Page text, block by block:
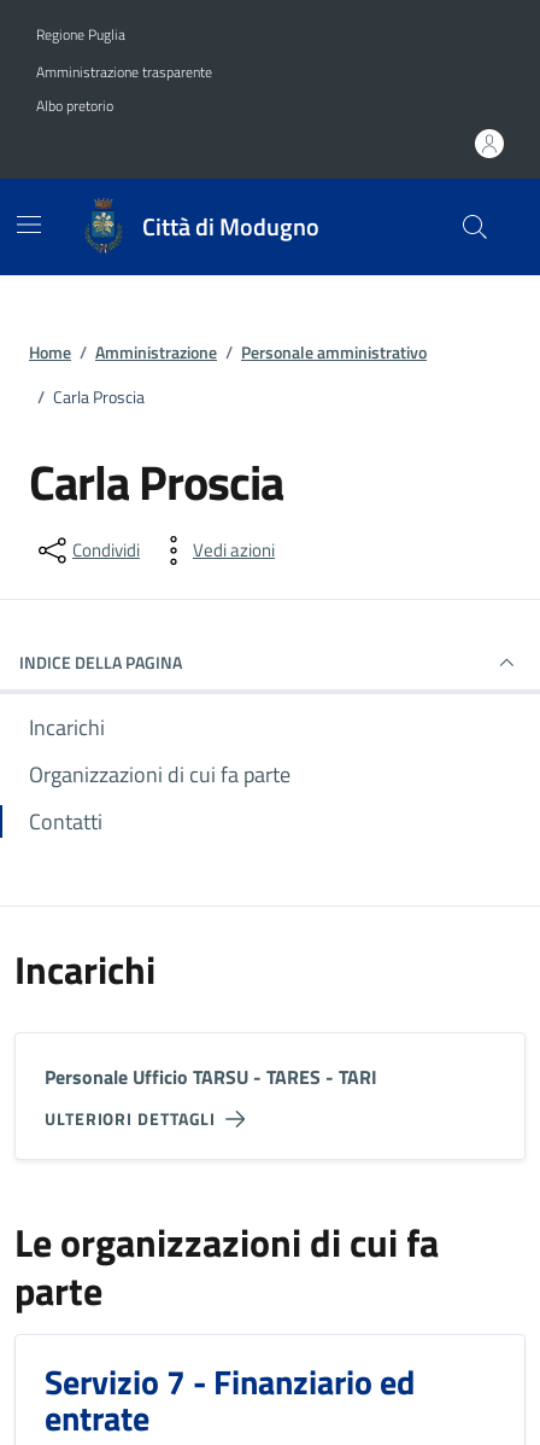
Regione Puglia
Amministrazione trasparente
Albo pretorio
Città di Modugno
Home / Amministrazione / Personale amministrativo
/ Carla Proscia
Carla Proscia
Condividi Vedi azioni
INDICE DELLA PAGINA
Incarichi
Organizzazioni di cui fa parte
Contatti
Incarichi
Personale Ufficio TARSU - TARES - TARI
ULTERIORI DETTAGLI
Le organizzazioni di cui fa
parte
Servizio 7 - Finanziario ed
entrate